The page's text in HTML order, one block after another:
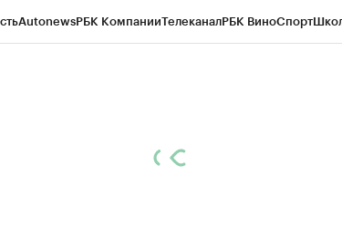
AutonewsРБК КомпанииТелеканалРБК ВиноСпорт